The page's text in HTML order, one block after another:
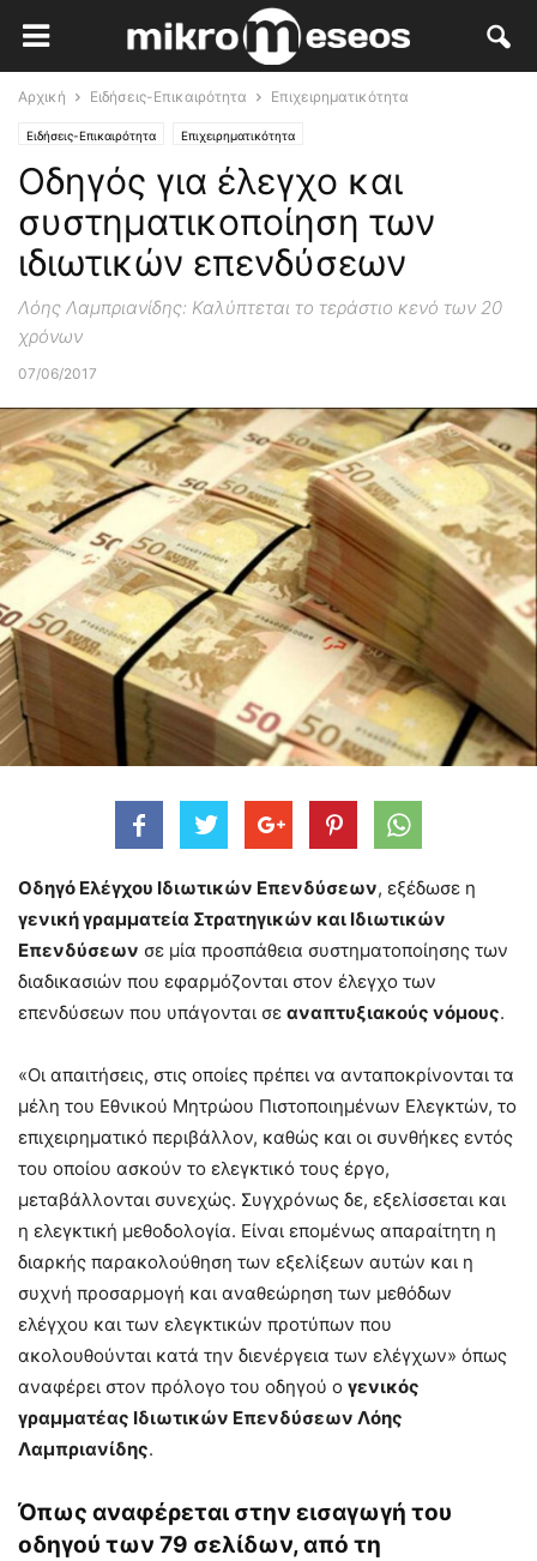
Αρχική Ειδήσεις-Επικαιρότητα Επιχειρηματικότητα
Ειδήσεις-Επικαιρότητα Επιχειρηματικότητα
Οδηγός για έλεγχο και
συστηματικοποίηση των
ιδιωτικών επενδύσεων
Λόης Λαμπριανίδης: Καλύπτεται το τεράστιο κενό των 20
χρόνων
07/06/2017
Οδηγό Ελέγχου Ιδιωτικών Επενδύσεων, εξέδωσε η
γενική γραμματεία Στρατηγικών και Ιδιωτικών
Επενδύσεων σε μία προσπάθεια συστηματοποίησης των
διαδικασιών που εφαρμόζονται στον έλεγχο των
επενδύσεων που υπάγονται σε αναπτυξιακούς νόμους.
«Οι απαιτήσεις, στις οποίες πρέπει vα ανταποκρίνονται τα
μέλη του Εθνικού Μητρώου Πιστοποιημένων Ελεγκτών, τo
επιχειρηματικό περιβάλλον, καθώς και οι συνθήκες εντός
του οποίου ασκούν το ελεγκτικό τους έργο,
μεταβάλλονται συνεχώς. Συγχρόνως δε, εξελίσσεται και
η ελεγκτική μεθοδολογία. Είναι επομένως απαραίτητη η
διαρκής παρακολούθηση των εξελίξεων αυτών και η
συχνή προσαρμογή και αναθεώρηση των μεθόδων
ελέγχου και των ελεγκτικών προτύπων που
ακολουθούνται κατά την διενέργεια των ελέγχων» όπως
αναφέρει στον πρόλογο του οδηγού ο γενικός
γραμματέας Ιδιωτικών Επενδύσεων Λόης
Λαμπριανίδης.
Όπως αναφέρεται στην εισαγωγή του
οδηγού των 79 σελίδων, από τη